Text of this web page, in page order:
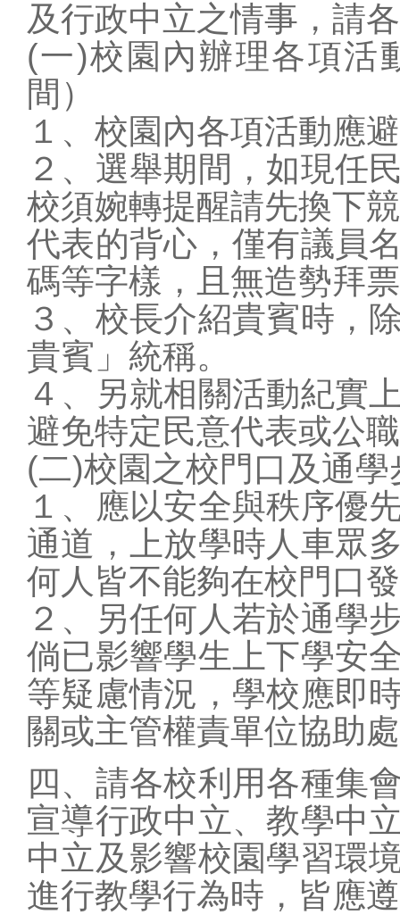
114學生獎懲要點
防疫通報
及行政中立之情事，請
(一)校園內辦理各項活
間）
１、校園內各項活動應
２、選舉期間，如現任
校須婉轉提醒請先換下
代表的背心，僅有議員
碼等字樣，且無造勢拜
３、校長介紹貴賓時，
貴賓」統稱。
４、另就相關活動紀實
避免特定民意代表或公
(二)校園之校門口及通學
１、應以安全與秩序優
通道，上放學時人車眾
何人皆不能夠在校門口
２、另任何人若於通學
倘已影響學生上下學安
等疑慮情況，學校應即
關或主管權責單位協助
四、請各校利用各種集
宣導行政中立、教學中
中立及影響校園學習環
進行教學行為時，皆應